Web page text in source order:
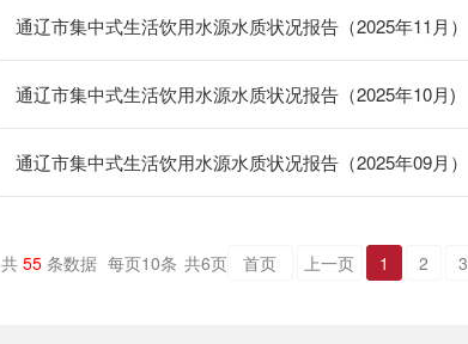
通辽市集中式生活饮用水源水质状况报告（2025年11月）
通辽市集中式生活饮用水源水质状况报告（2025年10月)
通辽市集中式生活饮用水源水质状况报告（2025年09月）
共 55条数据 每页10条 共6页 首页 上一页 1 2 3